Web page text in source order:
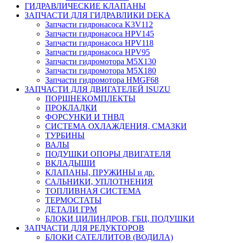
ГИДРАВЛИЧЕСКИЕ КЛАПАНЫ
ЗАПЧАСТИ ДЛЯ ГИДРАВЛИКИ DEKA
Запчасти гидронасоса K3V112
Запчасти гидронасоса HPV145
Запчасти гидронасоса HPV118
Запчасти гидронасоса HPV95
Запчасти гидромотора M5X130
Запчасти гидромотора M5X180
Запчасти гидромотора HMGF68
ЗАПЧАСТИ ДЛЯ ДВИГАТЕЛЕЙ ISUZU
ПОРШНЕКОМПЛЕКТЫ
ПРОКЛАДКИ
ФОРСУНКИ И ТНВД
СИСТЕМА ОХЛАЖДЕНИЯ, СМАЗКИ
ТУРБИНЫ
ВАЛЫ
ПОДУШКИ ОПОРЫ ДВИГАТЕЛЯ
ВКЛАДЫШИ
КЛАПАНЫ, ПРУЖИНЫ и др.
САЛЬНИКИ, УПЛОТНЕНИЯ
ТОПЛИВНАЯ СИСТЕМА
ТЕРМОСТАТЫ
ДЕТАЛИ ГРМ
БЛОКИ ЦИЛИНДРОВ, ГБЦ, ПОДУШКИ
ЗАПЧАСТИ ДЛЯ РЕДУКТОРОВ
БЛОКИ САТЕЛЛИТОВ (ВОДИЛА)